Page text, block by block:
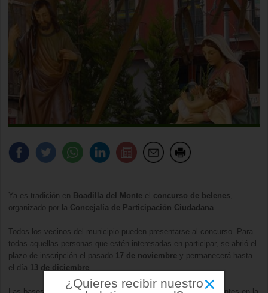
Ya es tradición en Boadilla del Monte el concurso de belenes,
organizado por la Concejalía de Participación Ciudadana.
Todos los vecinos del municipio pueden presentarse al concurso. Para
todas aquellas personas que estén interesadas en participar, se abrió el
plazo de inscripción el pasado 17 de noviembre y permanecerá hasta
el día 13 de diciembre.
×
¿Quieres recibir nuestro